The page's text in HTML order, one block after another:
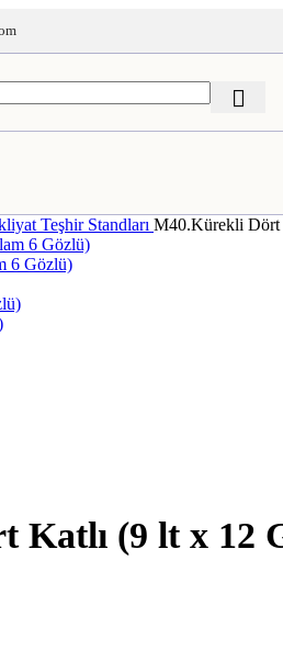
Teşhir Standları M40.Kürekli Dört
6 Gözlü)
Katlı (9 lt x 12